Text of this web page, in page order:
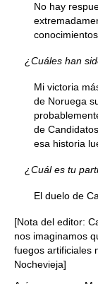
No hay
¿Cuáles han
Mi victoria
de Noruega
de
esa historia
¿Cuál es tu
El duelo de
[Nota del editor:
nos imaginamos
fuegos artificiales
Nochevieja]